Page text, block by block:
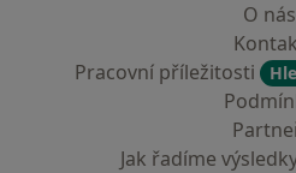
O nás
Pracovní příležitosti
Jak řadíme